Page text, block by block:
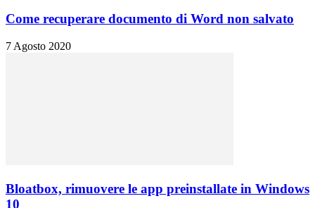
Come recuperare documento di Word non salvato
7 Agosto 2020
Bloatbox, rimuovere le app preinstallate in Windows
10